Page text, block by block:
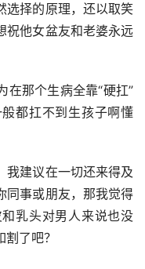
选择的原理，还以取笑
祝他女盆友和老婆永远
在那个生病全靠“硬扛”
都扛不到生孩子啊懂
我建议在一切还来得及
同事或朋友，那我觉得
乳头对男人来说也没
了吧？